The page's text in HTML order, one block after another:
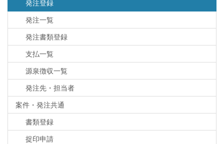
発注登録
発注一覧
発注書類登録
支払一覧
源泉徴収一覧
発注先・担当者
案件・発注共通
書類登録
捉印申請